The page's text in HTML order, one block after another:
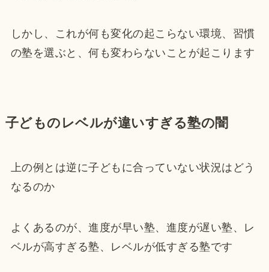
しかし、これが何も変化の起こらない環境、習慣
の塾を選ぶと、何も変わらないことが起こります
子どものレベルが違いすぎる塾の闇
上の例とは逆に子どもに合っていない状況はどう
なるのか
よくあるのが、進度が早い塾、進度が遅い塾、レ
ベルが高すぎる塾、レベルが低すぎる塾です